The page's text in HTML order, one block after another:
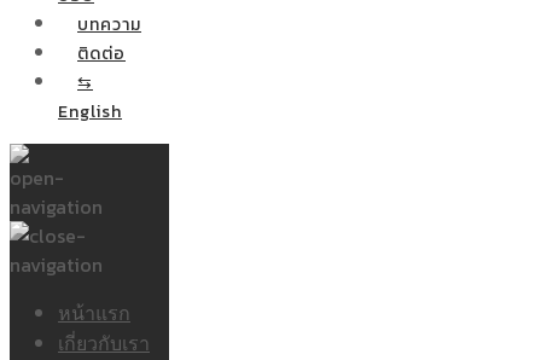
บทความ
ติดต่อ
⇆
English
หน้าแรก
เกี่ยวกับเรา